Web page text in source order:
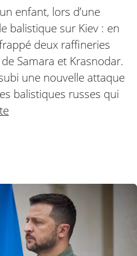
enfant, lors d’une
balistique sur Kiev : en
deux raffineries
Samara et Krasnodar.
une nouvelle attaque
balistiques russes qui